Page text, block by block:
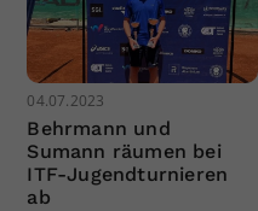
04.07.2023
Behrmann und
Sumann räumen bei
ITF-Jugendturnieren
ab